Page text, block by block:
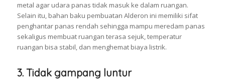
metal agar udara panas tidak masuk ke dalam ruangan.
Selain itu, bahan baku pembuatan Alderon ini memiliki sifat
penghantar panas rendah sehingga mampu meredam panas
sekaligus membuat ruangan terasa sejuk, temperatur
ruangan bisa stabil, dan menghemat biaya listrik.
3. Tidak gampang luntur